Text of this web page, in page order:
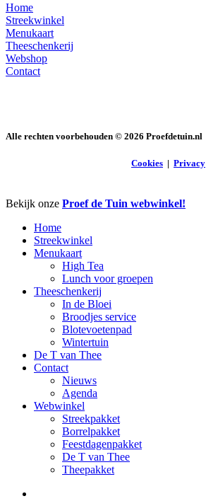
Home
Streekwinkel
Menukaart
Theeschenkerij
Webshop
Contact
Alle rechten voorbehouden © 2026 Proefdetuin.nl
Cookies | Privacy
Close
Bekijk onze Proef de Tuin webwinkel!
Home
Streekwinkel
Menukaart
High Tea
Lunch voor groepen
Theeschenkerij
In de Bloei
Broodjes service
Blotevoetenpad
Wintertuin
De T van Thee
Contact
Nieuws
Agenda
Webwinkel
Streekpakket
Borrelpakket
Feestdagenpakket
De T van Thee
Theepakket